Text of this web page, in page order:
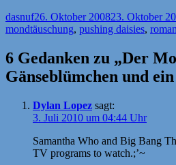
Autor
dasnufVeröffentlicht
am
26. Oktober 200823. Oktober
mondtäuschung, pushing daisies,
6 Gedanken zu „Der
Gänseblümchen und
Dylan Lopez sagt:
3. Juli 2010 um 04:44 Uhr
Samantha Who and Big Bang
TV programs to watch.;’~